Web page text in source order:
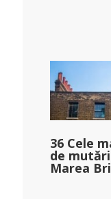
36 Cele
de
Marea